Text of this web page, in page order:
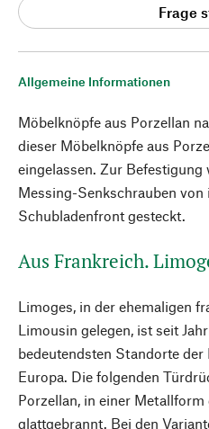
Allgemeine Informationen
Möbelknöpfe aus Porzellan
dieser Möbelknöpfe aus
eingelassen. Zur
Messing-Senkschrauben
Schubladenfront gesteckt.
Aus Frankreich.
Limoges, in der ehemaligen
Limousin gelegen, ist seit
bedeutendsten Standorte
Europa. Die folgenden
Porzellan, in einer Metallform
glattgebrannt. Bei den
Frage